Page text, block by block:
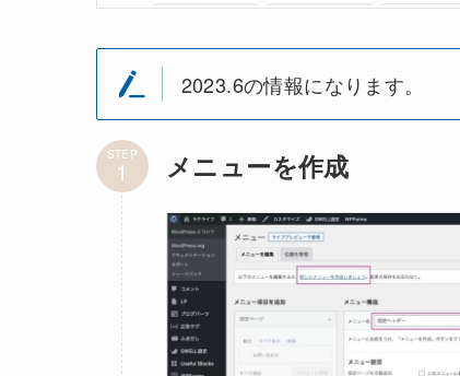
2023.6の情報になります。
STEP メニューを作成